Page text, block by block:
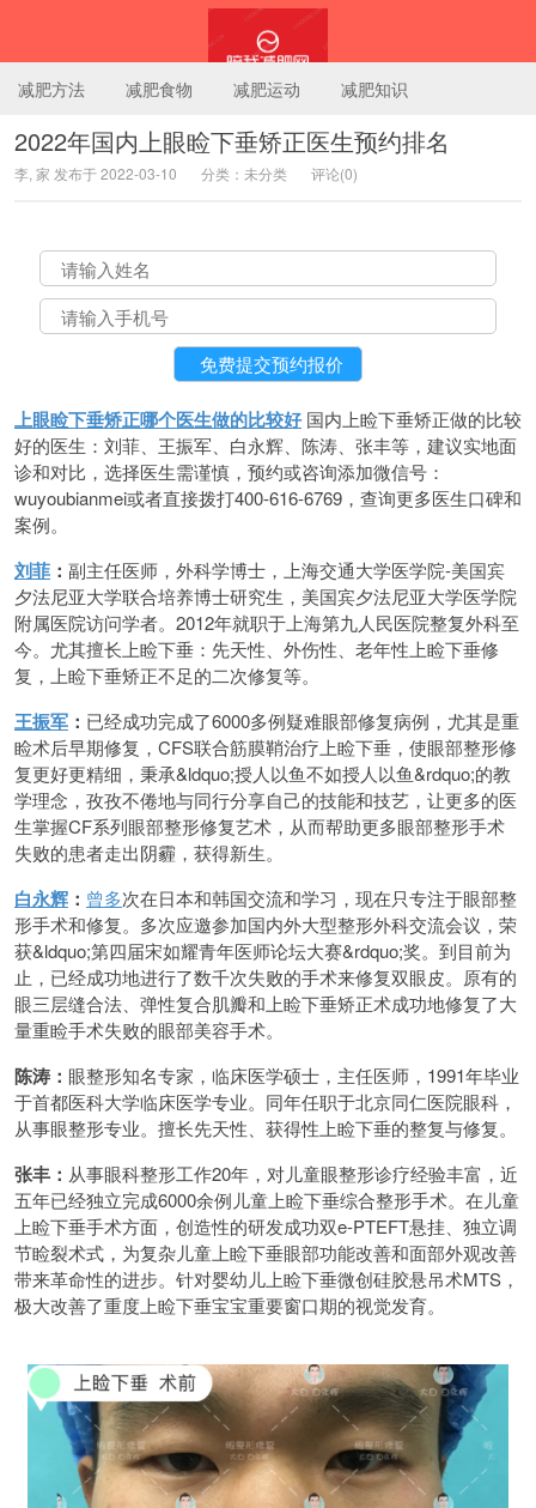
陪我减肥网
减肥方法 减肥食物 减肥运动 减肥知识
2022年国内上眼睑下垂矫正医生预约排名
李, 家 发布于 2022-03-10 分类：未分类 评论(0)
上眼睑下垂矫正哪个医生做的比较好国内上睑下垂矫正做的比较
好的医生：刘菲、王振军、白永辉、陈涛、张丰等，建议实地面
诊和对比，选择医生需谨慎，预约或咨询添加微信号：
wuyoubianmei或者直接拨打400-616-6769，查询更多医生口碑和
案例。
刘菲 ： 副主任医师，外科学博士，上海交通大学医学院-美国宾
夕法尼亚大学联合培养博士研究生，美国宾夕法尼亚大学医学院
附属医院访问学者。2012年就职于上海第九人民医院整复外科至
今。尤其擅长上睑下垂：先天性、外伤性、老年性上睑下垂修
复，上睑下垂矫正不足的二次修复等。
王振军 ： 已经成功完成了6000多例疑难眼部修复病例，尤其是重
睑术后早期修复，CFS联合筋膜鞘治疗上睑下垂，使眼部整形修
复更好更精细，秉承&ldquo;授人以鱼不如授人以鱼&rdquo;的教
学理念，孜孜不倦地与同行分享自己的技能和技艺，让更多的医
生掌握CF系列眼部整形修复艺术，从而帮助更多眼部整形手术
失败的患者走出阴霾，获得新生。
白永辉 ： 曾多次在日本和韩国交流和学习，现在只专注于眼部整
形手术和修复。多次应邀参加国内外大型整形外科交流会议，荣
获&ldquo;第四届宋如耀青年医师论坛大赛&rdquo;奖。到目前为
止，已经成功地进行了数千次失败的手术来修复双眼皮。原有的
眼三层缝合法、弹性复合肌瓣和上睑下垂矫正术成功地修复了大
量重睑手术失败的眼部美容手术。
陈涛： 眼整形知名专家，临床医学硕士，主任医师，1991年毕业
于首都医科大学临床医学专业。同年任职于北京同仁医院眼科，
从事眼整形专业。擅长先天性、获得性上睑下垂的整复与修复。
张丰： 从事眼科整形工作20年，对儿童眼整形诊疗经验丰富，近
五年已经独立完成6000余例儿童上睑下垂综合整形手术。在儿童
上睑下垂手术方面，创造性的研发成功双e-PTEFT悬挂、独立调
节睑裂术式，为复杂儿童上睑下垂眼部功能改善和面部外观改善
带来革命性的进步。针对婴幼儿上睑下垂微创硅胶悬吊术MTS，
极大改善了重度上睑下垂宝宝重要窗口期的视觉发育。